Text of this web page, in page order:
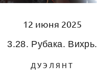
12 июня 2025
3.28. Рубака. Вихрь.
ДУЭЛЯНТ